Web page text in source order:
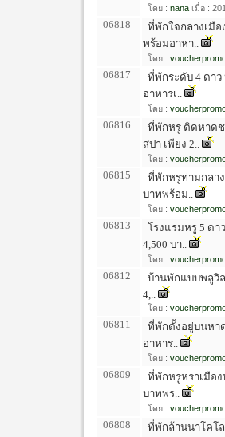
โดย : nana เมื่อ :
06818
ที่พักใจกลางเมื
พร้อมอาหา..
โดย :
06817
ที่พักระดับ 4 ดาว
อาหารเ..
โดย :
06816
ที่พักหรู ติดหาด
สปา เพียง 2..
โดย :
06815
ที่พักหรูท่ามกลา
บาทพร้อม..
โดย :
06813
โรงแรมหรู 5 ด
4,500 บา..
โดย :
06812
บ้านพักแบบพลูวิ
4,..
โดย :
06811
ที่พักตั้งอยู่บนหา
อาหาร..
โดย :
06809
ที่พักหรูหราเมือ
บาทพร..
โดย :
06808
ที่พักล้านนาโคโ